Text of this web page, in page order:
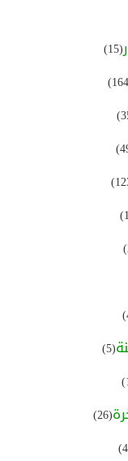
(15)
(5)
(26)